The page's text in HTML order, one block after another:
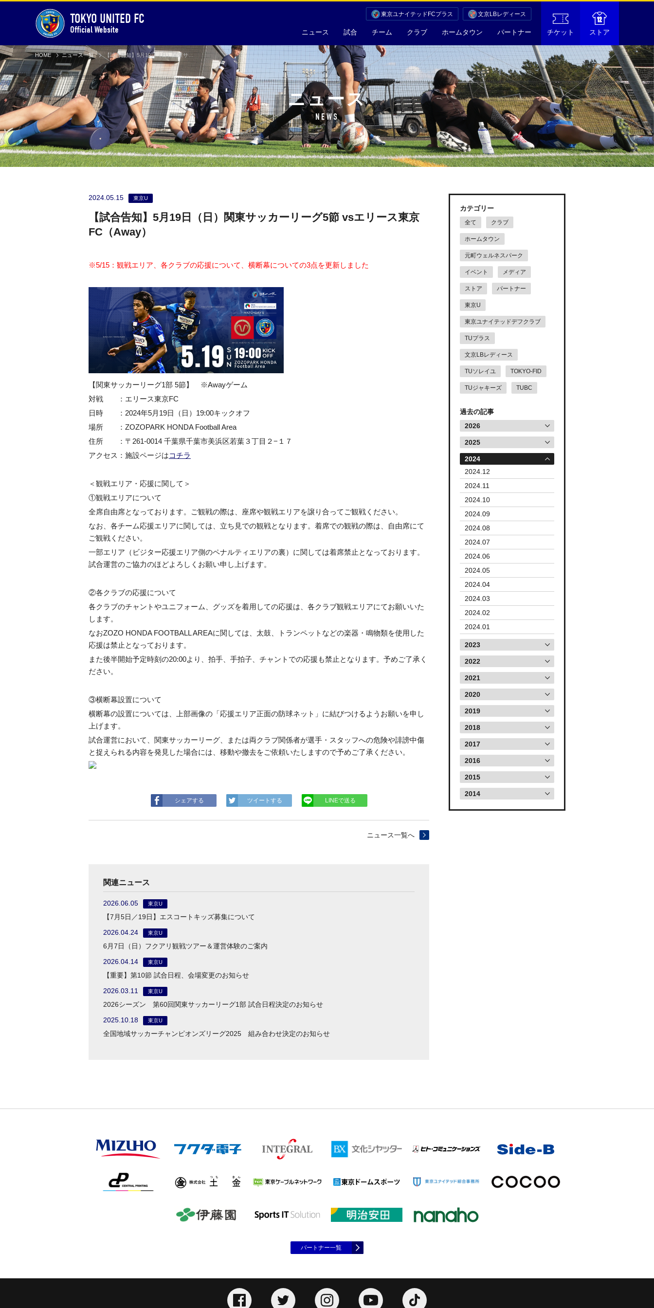
TOKYO UNITED FC
Official Website ニュース 試合 チーム クラブ ホームタウン パートナー チケット ストア
東京ユナイテッドFCプラス 文京LBレディース
HOME ニュース一覧 【試合告知】5月19日（日）関東サッカーリーグ5節 vsエリース東京FC（Away）
ニュース
NEWS
2024.05.15 東京U
【試合告知】5月19日（日）関東サッカーリーグ5節 vsエリース東京
FC（Away）
※5/15：観戦エリア、各クラブの応援について、横断幕についての3点を更新しました
【関東サッカーリーグ1部 5節】 ※Awayゲーム
対戦 ：エリース東京FC
日時 ：2024年5月19日（日）19:00キックオフ
場所 ： ZOZOPARK HONDA Football Area
住所 ：〒261-0014 千葉県千葉市美浜区若葉３丁目２−１７
アクセス：施設ページはコチラ
＜観戦エリア・応援に関して＞
①観戦エリアについて
全席自由席となっております。ご観戦の際は、座席や観戦エリアを譲り合ってご観戦ください。
なお、各チーム応援エリアに関しては、立ち見での観戦となります。着席での観戦の際は、自由席にて
ご観戦ください。
一部エリア（ビジター応援エリア側のペナルティエリアの裏）に関しては着席禁止となっております。
試合運営のご協力のほどよろしくお願い申し上げます。
②各クラブの応援について
各クラブのチャントやユニフォーム、グッズを着用しての応援は、各クラブ観戦エリアにてお願いいた
します。
なおZOZO HONDA FOOTBALL AREAに関しては、太鼓、トランペットなどの楽器・鳴物類を使用した
応援は禁止となっております。
また後半開始予定時刻の20:00より、拍手、手拍子、チャントでの応援も禁止となります。予めご了承く
ださい。
③横断幕設置について
横断幕の設置については、上部画像の「応援エリア正面の防球ネット」に結びつけるようお願いを申し
上げます。
試合運営において、関東サッカーリーグ、または両クラブ関係者が選手・スタッフへの危険や誹謗中傷
と捉えられる内容を発見した場合には、移動や撤去をご依頼いたしますので予めご了承ください。
シェアする ツイートする LINEで送る
ニュース一覧へ
関連ニュース
2026.06.05 東京U
【7月5日／19日】エスコートキッズ募集について
2026.04.24
東京U
6月7日（日）フクアリ観戦ツアー＆運営体験のご案内
2026.04.14
東京U
【重要】第10節 試合日程、会場変更のお知らせ
2026.03.11
東京U
2026シーズン 第60回関東サッカーリーグ1部 試合日程決定のお知らせ
2025.10.18
東京U
全国地域サッカーチャンピオンズリーグ2025 組み合わせ決定のお知らせ
カテゴリー
全て クラブ
ホームタウン
元町ウェルネスパーク
イベント メディア
ストア パートナー
東京U
東京ユナイテッドデフクラブ
TUプラス
文京LBレディース
TUソレイユ TOKYO-FID
TUジャキーズ TUBC
過去の記事
2026
2025
2024
2024.12
2024.11
2024.10
2024.09
2024.08
2024.07
2024.06
2024.05
2024.04
2024.03
2024.02
2024.01
2023
2022
2021
2020
2019
2018
2017
2016
2015
2014
パートナー一覧